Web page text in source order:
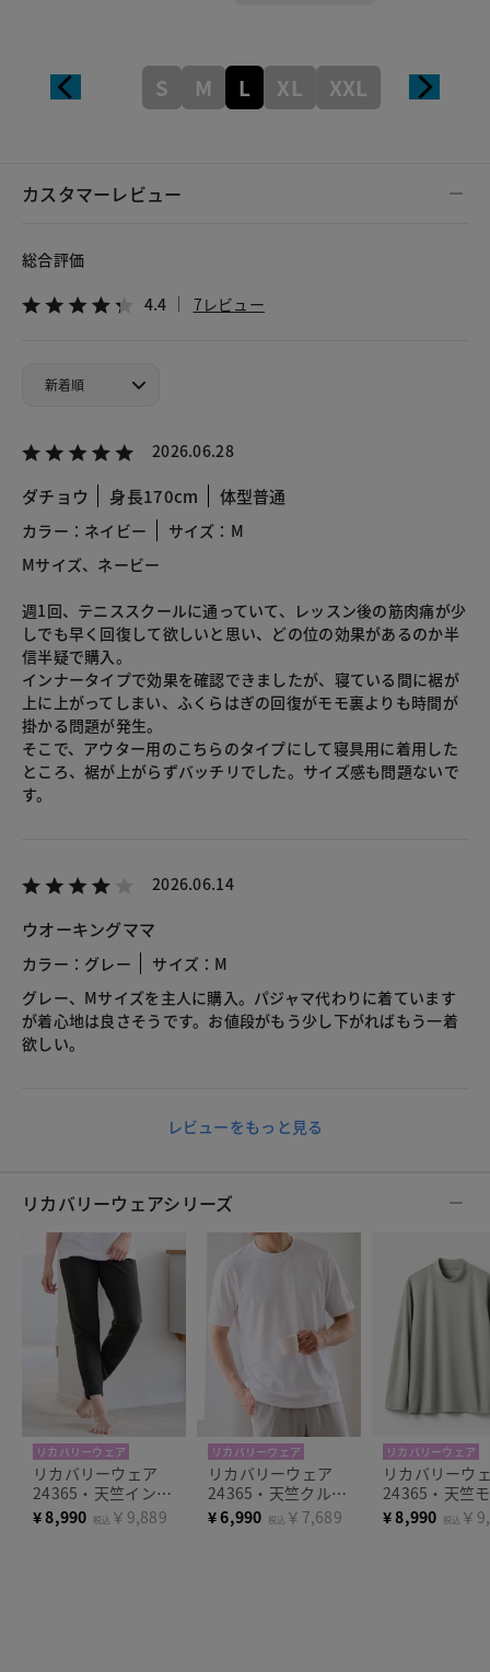
S M L XL XXL
カスタマーレビュー
総合評価
4.4 7レビュー
2026.06.28
ダチョウ 身長170cm 体型普通
カラー：ネイビー
サイズ：M
Mサイズ、ネービー
週1回、テニススクールに通っていて、レッスン後の筋肉痛が少
しでも早く回復して欲しいと思い、どの位の効果があるのか半
信半疑で購入。
インナータイプで効果を確認できましたが、寝ている間に裾が
上に上がってしまい、ふくらはぎの回復がモモ裏よりも時間が
掛かる問題が発生。
そこで、アウター用のこちらのタイプにして寝具用に着用した
ところ、裾が上がらずバッチリでした。サイズ感も問題ないで
す。
2026.06.14
ウオーキングママ
カラー：グレー
サイズ：M
グレー、Mサイズを主人に購入。パジャマ代わりに着ています
が着心地は良さそうです。お値段がもう少し下がればもう一着
欲しい。
レビューをもっと見る
リカバリーウェアシリーズ
リカバリーウェア
リカバリーウェア
24365・天竺インナ
ーパンツ
¥8,990 税込 ￥9,889
リカバリーウェア
リカバリーウェア
24365・天竺クルー
ネック半袖
¥6,990 税込 ￥7,689
リカバリーウェア
リカバリーウ
24365・天竺
ネック長袖
¥8,990 税込 ￥